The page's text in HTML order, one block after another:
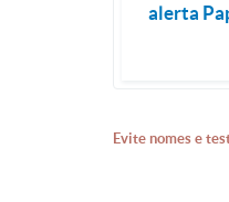
alerta
Evite nomes e